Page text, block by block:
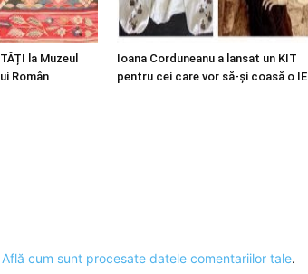
la Muzeul
Român
Ioana Corduneanu a lansat un KIT
pentru cei care vor să-și coasă o IE
Află cum sunt procesate datele comentariilor tale.